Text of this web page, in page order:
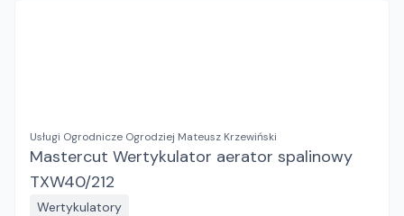
Usługi Ogrodnicze Ogrodziej Mateusz Krzewiński
Mastercut Wertykulator aerator spalinowy
TXW40/212
Wertykulatory